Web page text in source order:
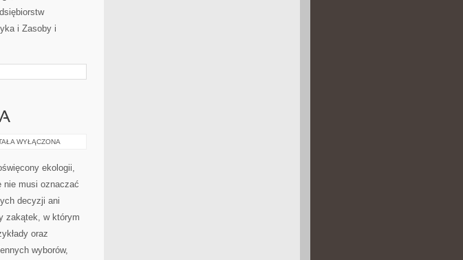
i Zasoby i
WYŁĄCZONA
ekologii,
nie musi oznaczać
decyzji ani
zakątek, w którym
oraz
wyborów,